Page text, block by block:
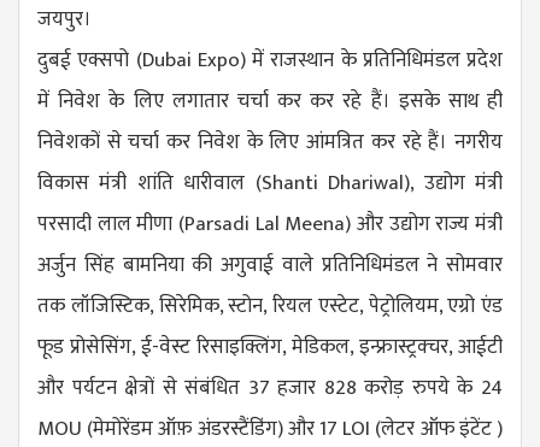
जयपुर।
दुबई एक्सपो (Dubai Expo) में राजस्थान के प्रतिनिधिमंडल प्रदेश
में निवेश के लिए लगातार चर्चा कर कर रहे हैं। ​इसके साथ ही
निवेशकों से चर्चा कर निवेश के लिए आंमत्रित कर रहे हैं। नगरीय
विकास मंत्री शांति धारीवाल (Shanti Dhariwal), उद्योग मंत्री
परसादी लाल मीणा (Parsadi Lal Meena) और उद्योग राज्य मंत्री
अर्जुन सिंह बामनिया की अगुवाई वाले प्रतिनिधिमंडल ने सोमवार
तक लॉजिस्टिक, सिरेमिक, स्टोन, रियल एस्टेट, पेट्रोलियम, एग्रो एंड
फूड प्रोसेसिंग, ई-वेस्ट रिसाइक्लिंग, मेडिकल, इन्फ्रास्ट्रक्चर, आईटी
और पर्यटन क्षेत्रों से संबंधित 37 हजार 828 करोड़ रुपये के 24
MOU (मेमोरेंडम ऑफ़ अंडरस्टैंडिंग) और 17 LOI (लेटर ऑफ इंटेंट )